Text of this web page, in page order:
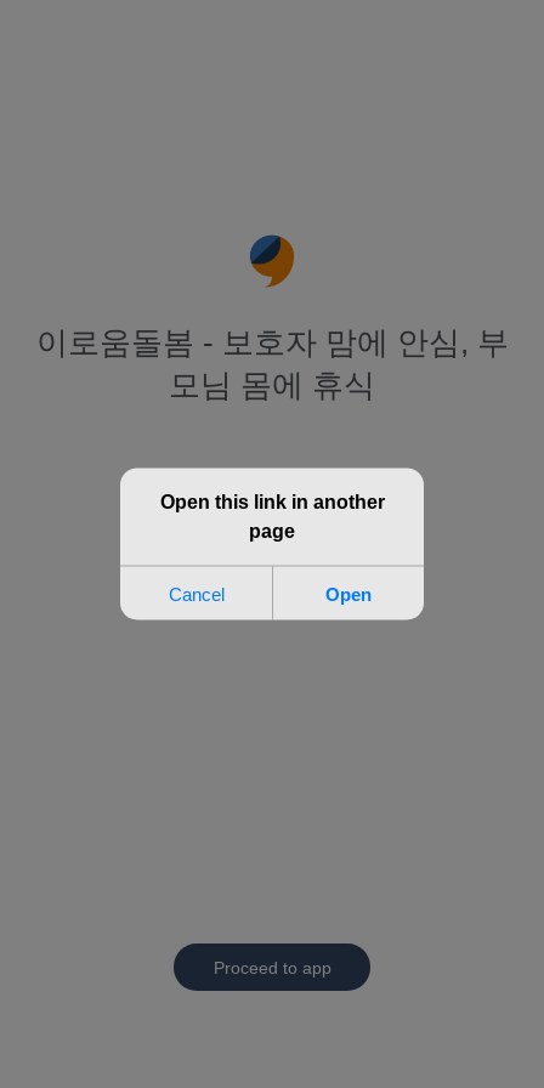
이로움돌봄 - 보호자 맘에 안심, 부
모님 몸에 휴식
Proceed to app